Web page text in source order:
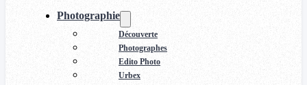
Photographie
Découverte
Photographes
Edito Photo
Urbex